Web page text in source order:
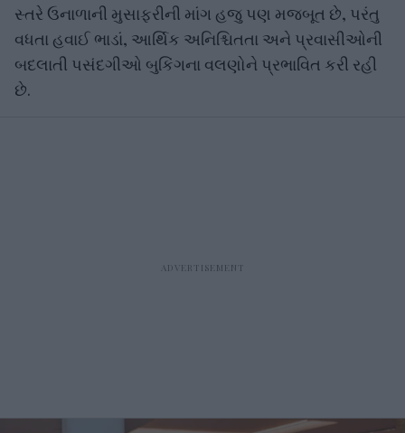
સ્તરે ઉનાળાની મુસાફરીની માંગ હજુ પણ મજબૂત છે, પરંતુ
વધતા હવાઈ ભાડાં, આર્થિક અનિશ્ચિતતા અને પ્રવાસીઓની
બદલાતી પસંદગીઓ બુકિંગના વલણોને પ્રભાવિત કરી રહી
છે.